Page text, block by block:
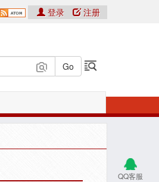
登录 注册
QQ客服